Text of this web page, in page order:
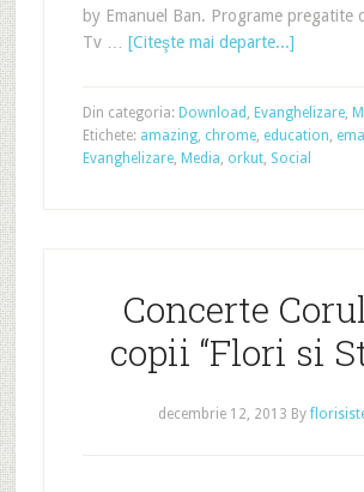
by Emanuel Ban. Programe pregatite
Tv … [Citeşte mai departe...]
Din categoria: Download , Evanghelizare,
Etichete: amazing, chrome, education,
Evanghelizare, Media, orkut, Social
Concerte
copii “Flori si
decembrie 12, 2013 By